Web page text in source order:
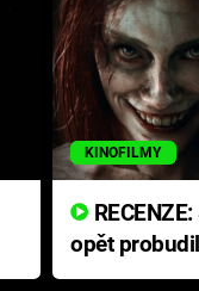
KINOFILMY
opět
přichází s